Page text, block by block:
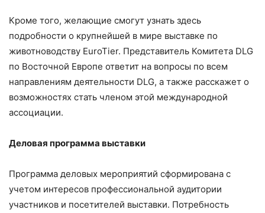
Кроме того, желающие смогут узнать здесь
подробности о крупнейшей в мире выставке по
животноводству EuroTier. Представитель Комитета DLG
по Восточной Европе ответит на вопросы по всем
направлениям деятельности DLG, а также расскажет о
возможностях стать членом этой международной
ассоциации.
Деловая программа выставки
Программа деловых мероприятий сформирована с
учетом интересов профессиональной аудитории
участников и посетителей выставки. Потребность